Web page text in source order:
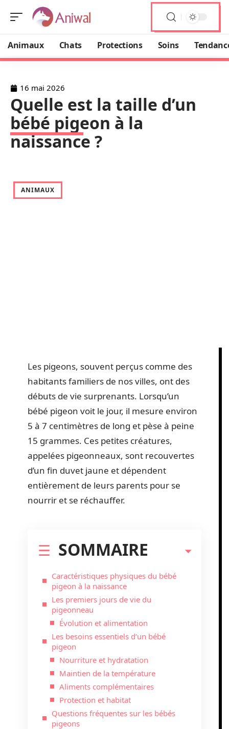
Animaux Chats Protections Soins
16 mai 2026
Quelle est la taille d’un
bébé pigeon à la
naissance ?
ANIMAUX
Les pigeons, souvent perçus comme des
habitants familiers de nos villes, ont des
débuts de vie surprenants. Lorsqu’un
bébé pigeon voit le jour, il mesure environ
5 à 7 centimètres de long et pèse à peine
15 grammes. Ces petites créatures,
appelées pigeonneaux, sont recouvertes
d’un fin duvet jaune et dépendent
entièrement de leurs parents pour se
nourrir et se réchauffer.
SOMMAIRE
Caractéristiques physiques du bébé
pigeon à la naissance
Les premiers jours de vie du
pigeonneau
Évolution et alimentation
Les besoins essentiels d’un bébé
pigeon
Nourriture et hydratation
Maintien de la température
Aliments complémentaires
Protection et habitat
Questions fréquentes sur les bébés
pigeons